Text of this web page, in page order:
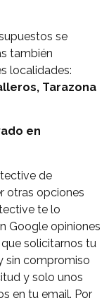
se
también
localidades:
Tarazona
en
de
otras opciones
te lo
Google opiniones
solicitarnos tu
sin compromiso
y solo unos
en tu email. Por